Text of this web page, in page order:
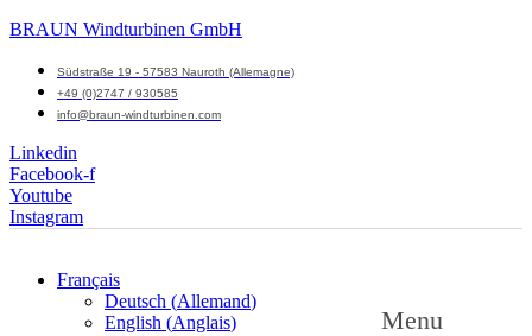
BRAUN Windturbinen GmbH
Südstraße 19 - 57583 Nauroth (Allemagne)
+49 (0)2747 / 930585
info@braun-windturbinen.com
Linkedin
Facebook-f
Youtube
Instagram
Français
Deutsch (Allemand)
English (Anglais) Menu